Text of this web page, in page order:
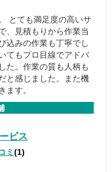
とても満足度の高いサ
、見積もりから作業当
込みの作業も丁寧でし
てもプロ目線でアドバ
た。作業の質も人柄も
と感じました。また機
ます。
ビス
ミ (1)